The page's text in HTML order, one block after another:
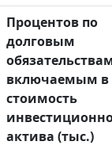
Процентов по
долговым
включаемым в
стоимость
актива (тыс.)